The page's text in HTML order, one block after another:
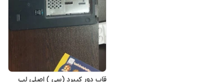
قاب دور کیبرد (سی ) اصلی لپ